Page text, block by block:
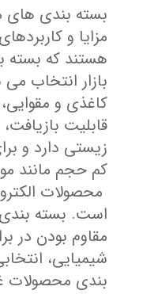
بسته‌ بندی‌
مزایا و
هستند که بسته
بازار انتخاب
کاغذی و
قابلیت
زیستی دارد و
کم ‌حجم مانند
محصولات
است. بسته
مقاوم بودن در
شیمیایی،
‌بندی محصولات